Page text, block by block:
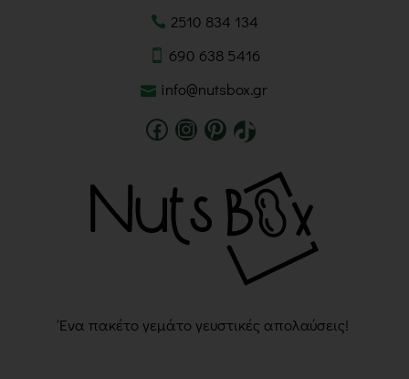
2510 834 134
690 638 5416
info@nutsbox.gr
Ένα πακέτο γεμάτο γευστικές απολαύσεις!